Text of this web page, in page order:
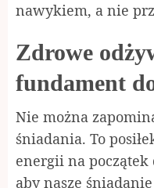
nawykiem, a nie
Zdrowe
fundament
Nie można
śniadania. To
energii na początek
aby nasze